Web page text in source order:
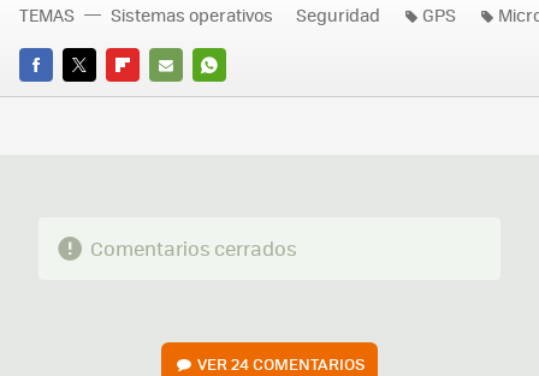
FACEBOOK
TWITTERFLIPBOARD
E-
WHATSAPP
TEMAS Sistemas operativos Seguridad GPS
Comentarios cerrados
VER24 COMENTARIOS